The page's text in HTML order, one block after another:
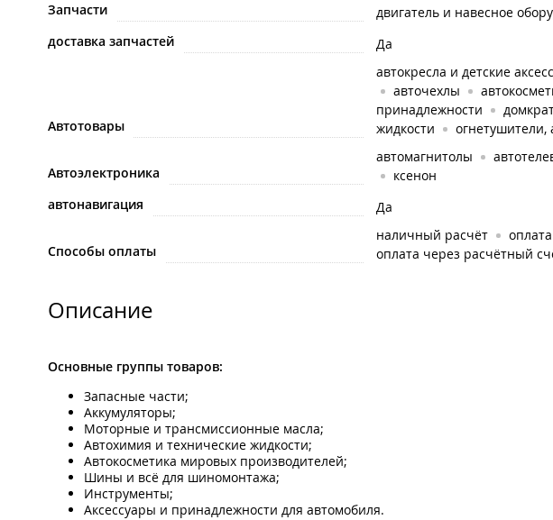
Запчасти
двигатель и навесное
доставка запчастей
Да
Автотовары
автокресла и детские
авточехлы
принадлежности
жидкости
огнетушители,
Автоэлектроника
автомагнитолы
ксенон
автонавигация
Да
Способы оплаты
наличный расчёт
оплата через расчётный
Описание
Основные группы товаров:
Запасные части;
Аккумуляторы;
Моторные и трансмиссионные масла;
Автохимия и технические жидкости;
Автокосметика мировых производителей;
Шины и всё для шиномонтажа;
Инструменты;
Аксессуары и принадлежности для автомобиля.